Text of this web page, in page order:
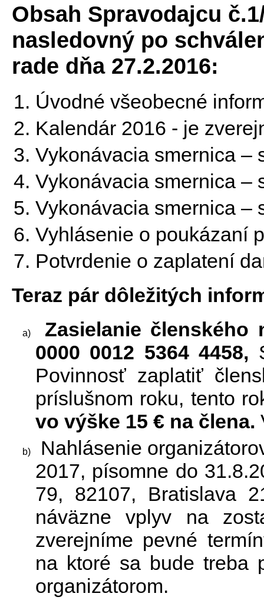
Obsah Spravodajcu
nasledovný po
rade dňa 27.2.2016:
Úvodné všeobecné
Kalendár 2016 - je
Vykonávacia smernica –
Vykonávacia smernica –
Vykonávacia smernica –
Vyhlásenie o poukázaní
Potvrdenie o zaplatení
Teraz pár dôležitých
Zasielanie členského
0000 0012 5364 4458,
Povinnosť zaplatiť
príslušnom roku, tento
vo výške 15 € na člena.
Nahlásenie
2017, písomne do
79, 82107, Bratislava
náväzne vplyv na
zverejníme pevné
na ktoré sa bude treba
organizátorom.